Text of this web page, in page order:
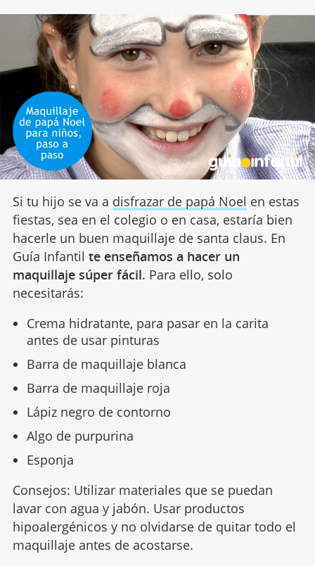
Si tu hijo se va a disfrazar de papá Noel en estas
fiestas, sea en el colegio o en casa, estaría bien
hacerle un buen maquillaje de santa claus. En
Guía Infantil te enseñamos a hacer un
maquillaje súper fácil. Para ello, solo
necesitarás:
Crema hidratante, para pasar en la carita
antes de usar pinturas
Barra de maquillaje blanca
Barra de maquillaje roja
Lápiz negro de contorno
Algo de purpurina
Esponja
Consejos: Utilizar materiales que se puedan
lavar con agua y jabón. Usar productos
hipoalergénicos y no olvidarse de quitar todo el
maquillaje antes de acostarse.